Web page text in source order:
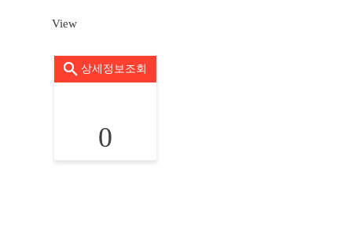
View
상세정보조회
0